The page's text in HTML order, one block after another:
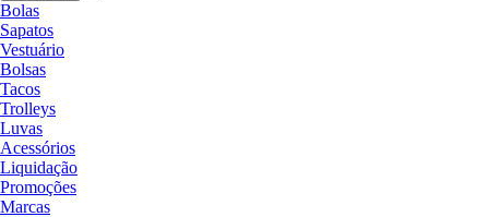
Bolas
Sapatos
Vestuário
Bolsas
Tacos
Trolleys
Luvas
Acessórios
Liquidação
Promoções
Marcas